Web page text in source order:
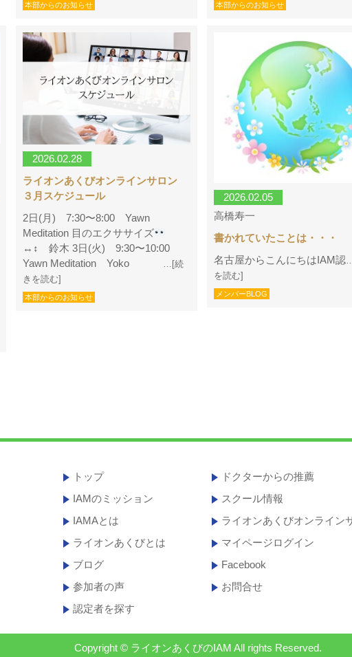
本部からのお知らせ 本部からのお知らせ
2026.02.28
ライオンあくびオンラインサロン
３月スケジュール
2日(月) 7:30〜8:00 Yawn
Meditation 目のエクササイズ
↔︎↕︎ 鈴木 3日(火) 9:30〜10:00
Yawn Meditation Yoko
…[続
きを読む]
本部からのお知らせ
2026.02.05
高橋寿一
書かれていたことは・・・
名古屋からこんにちはIAM認
を読む]
メンバーBLOG
トップ
IAMのミッション
IAMAとは
ライオンあくびとは
ブログ
参加者の声
認定者を探す
ドクターからの推薦
スクール情報
ライオンあくびオンライン
マイページログイン
Facebook
お問合せ
Copyright © ライオンあくびのIAM All rights Reserved.